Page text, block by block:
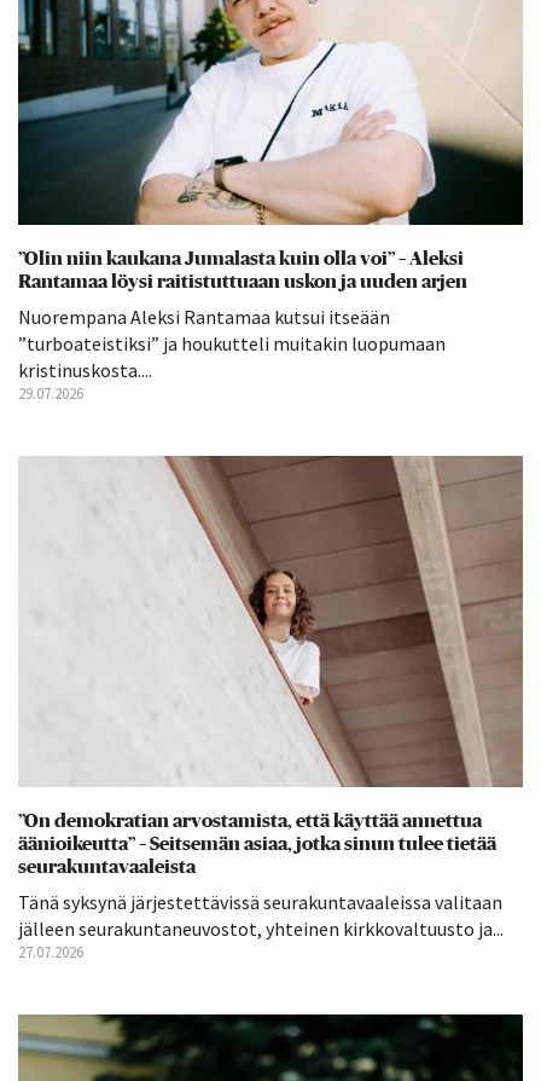
”Olin niin kaukana Jumalasta kuin olla voi” – Aleksi
Rantamaa löysi raitistuttuaan uskon ja uuden arjen
Nuorempana Aleksi Rantamaa kutsui itseään
”turboateistiksi” ja houkutteli muitakin luopumaan
kristinuskosta....
29.07.2026
”On demokratian arvostamista, että käyttää annettua
äänioikeutta” – Seitsemän asiaa, jotka sinun tulee tietää
seurakuntavaaleista
Tänä syksynä järjestettävissä seurakuntavaaleissa valitaan
jälleen seurakuntaneuvostot, yhteinen kirkkovaltuusto ja...
27.07.2026